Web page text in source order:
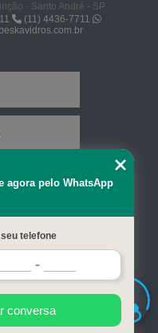
- Santo André - SP
(11) 4436-7711
agora pelo WhatsApp
seu telefone
conversa